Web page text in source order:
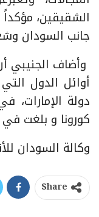
الشقيقين،
جانب السودان
وأضاف الجنيبي
أوائل الدول
دولة
كورونا و بلغت في مجملها 230
وكالة السودان
Share